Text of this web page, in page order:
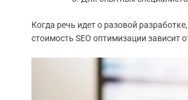
Когда речь идет о разовой
стоимость SEO оптимизации зависит